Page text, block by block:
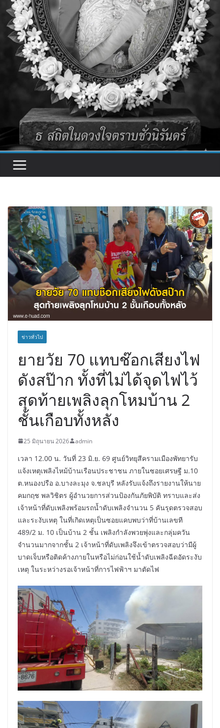
ข่าวทั่วไป
ยายวัย 70 แทบช๊อกเสียงไฟ
ดังสป๊าก ทั้งที่ไม่ได้จุดไฟไว้
สุดท้ายเพลิงลุกโหมบ้าน 2
ชั้นเกือบทั้งหลัง
25 มิถุนายน 2026 admin
เวลา 12.00 น. วันที่ 23 มิ.ย. 69 ศูนย์วิทยุสีครามเมืองพัทยารับ
แจ้งเหตุเพลิงไหม้บ้านเรือนประชาชน ภายในซอยเศรษฐี ม.10
ต.หนองปรือ อ.บางละมุง จ.ชลบุรี หลังรับแจ้งถึงรายงานให้นาย
คมกฤช พลวิชิตร ผู้อำนวยการส่วนป้องกันภัยพิบัติ ทราบและส่ง
เจ้าหน้าที่ดับเพลิงพร้อมรถน้ำดับเพลิงจำนวน 5 คันรุดตรวจสอบ
และระงับเหตุ ในที่เกิดเหตุเป็นซอยแคบพบว่าที่บ้านเลขที
489/2 ม. 10 เป็นบ้าน 2 ชั้น เพลิงกำลังพวยพุ่งและกลุ่มควัน
จำนวนมากจากชั้น 2 เจ้าหน้าที่ดับเพลิงจึงเข้าตรวจสอบว่ามีผู้
บาดเจ็บหรือติดค้างภายในหรือไม่ก่อนใช้น้ำดับเพลิงฉีดอัดระงับ
เหตุ ในระหว่างรอเจ้าหน้าที่การไฟฟ้าฯ มาตัดไฟ